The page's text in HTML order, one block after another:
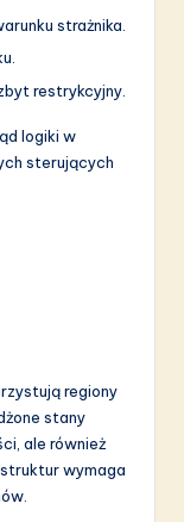
strażnika.
restrykcyjny.
logiki w
sterujących
regiony
stany
ale również
wymaga